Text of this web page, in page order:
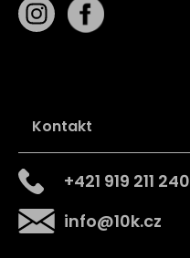
Kontakt
info@10k.cz
+421 919 211 240